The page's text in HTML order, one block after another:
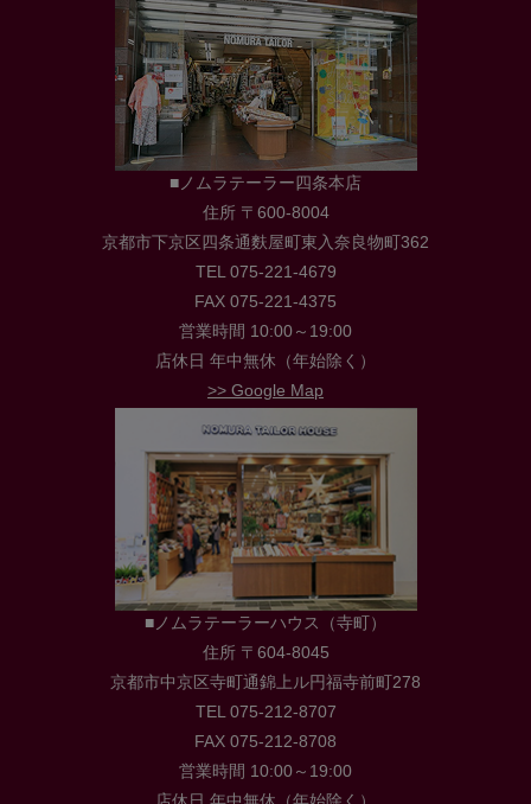
■ノムラテーラー四条本店
住所 〒600-8004
京都市下京区四条通麩屋町東入奈良物町362
TEL 075-221-4679
FAX 075-221-4375
営業時間 10:00～19:00
店休日 年中無休（年始除く）
>> Google Map
■ノムラテーラーハウス（寺町）
住所 〒604-8045
京都市中京区寺町通錦上ル円福寺前町278
TEL 075-212-8707
FAX 075-212-8708
営業時間 10:00～19:00